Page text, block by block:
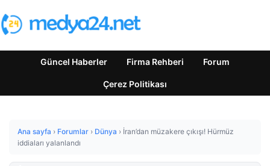
Güncel Haberler Firma Rehberi Forum
Çerez Politikası
Ana sayfa › Forumlar › Dünya › İran’dan müzakere çıkışı! Hürmüz
iddiaları yalanlandı